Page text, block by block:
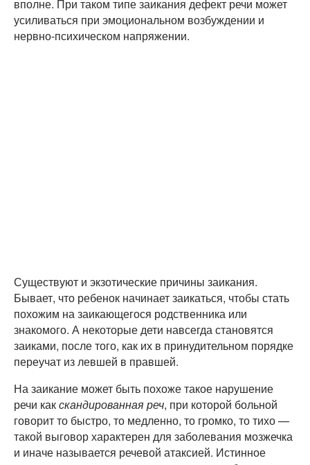
вполне. При таком типе заикания дефект речи может
усиливаться при эмоциональном возбуждении и
нервно-психическом напряжении.
Существуют и экзотические причины заикания.
Бывает, что ребенок начинает заикаться, чтобы стать
похожим на заикающегося родственника или
знакомого. А некоторые дети навсегда становятся
заиками, после того, как их в принудительном порядке
переучат из левшей в правшей.
На заикание может быть похоже такое нарушение
речи какскандированная реч, при которой больной
говорит то быстро, то медленно, то громко, то тихо —
такой выговор характерен для заболевания мозжечка
и иначе называется речевой атаксией. Истинное